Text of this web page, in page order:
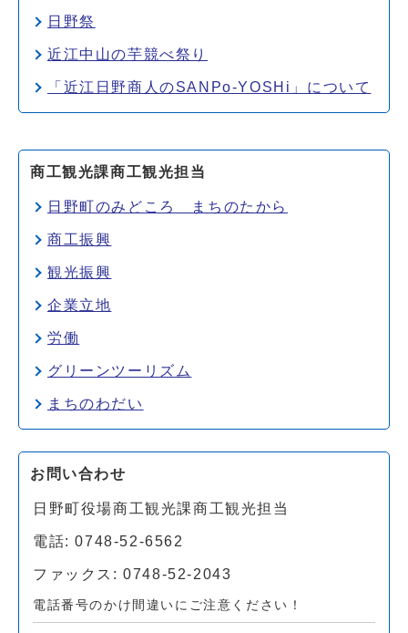
日野祭
近江中山の芋競べ祭り
「近江日野商人のSANPo-YOSHi」について
商工観光課商工観光担当
日野町のみどころ まちのたから
商工振興
観光振興
企業立地
労働
グリーンツーリズム
まちのわだい
お問い合わせ
日野町役場商工観光課商工観光担当
電話: 0748-52-6562
ファックス: 0748-52-2043
電話番号のかけ間違いにご注意ください！